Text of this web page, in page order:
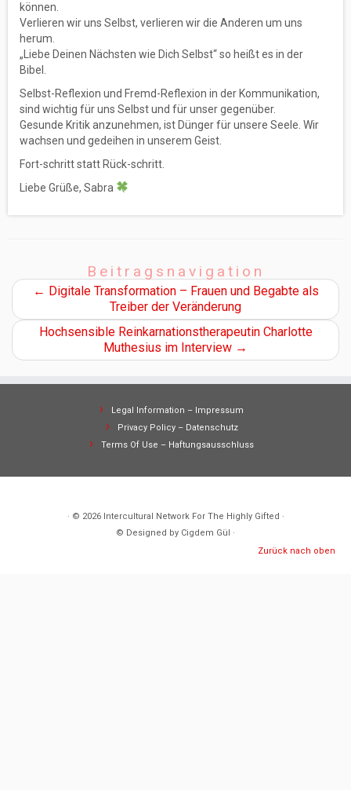
können.
Verlieren wir uns Selbst, verlieren wir die Anderen um uns
herum.
„Liebe Deinen Nächsten wie Dich Selbst“ so heißt es in der
Bibel.
Selbst-Reflexion und Fremd-Reflexion in der Kommunikation,
sind wichtig für uns Selbst und für unser gegenüber.
Gesunde Kritik anzunehmen, ist Dünger für unsere Seele. Wir
wachsen und gedeihen in unserem Geist.
Fort-schritt statt Rück-schritt.
Liebe Grüße, Sabra
Beitragsnavigation
← Digitale Transformation – Frauen und Begabte als
Treiber der Veränderung
Hochsensible Reinkarnationstherapeutin Charlotte
Muthesius im Interview →
Legal Information – Impressum
Privacy Policy – Datenschutz
Terms Of Use – Haftungsausschluss
· © 2026 Intercultural Network For The Highly Gifted ·
© Designed by Cigdem Gül ·
Zurück nach oben